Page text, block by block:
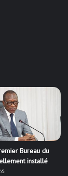
Bureau du
installé